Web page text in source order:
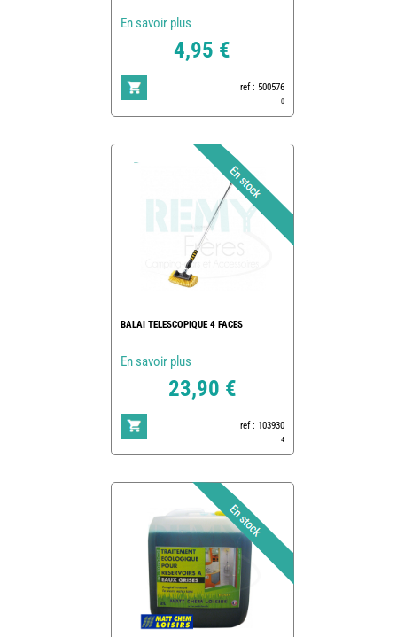
En savoir plus
4,95 €
ref : 500576
0
BALAI TELESCOPIQUE 4 FACES
En savoir plus
23,90 €
ref : 103930
4